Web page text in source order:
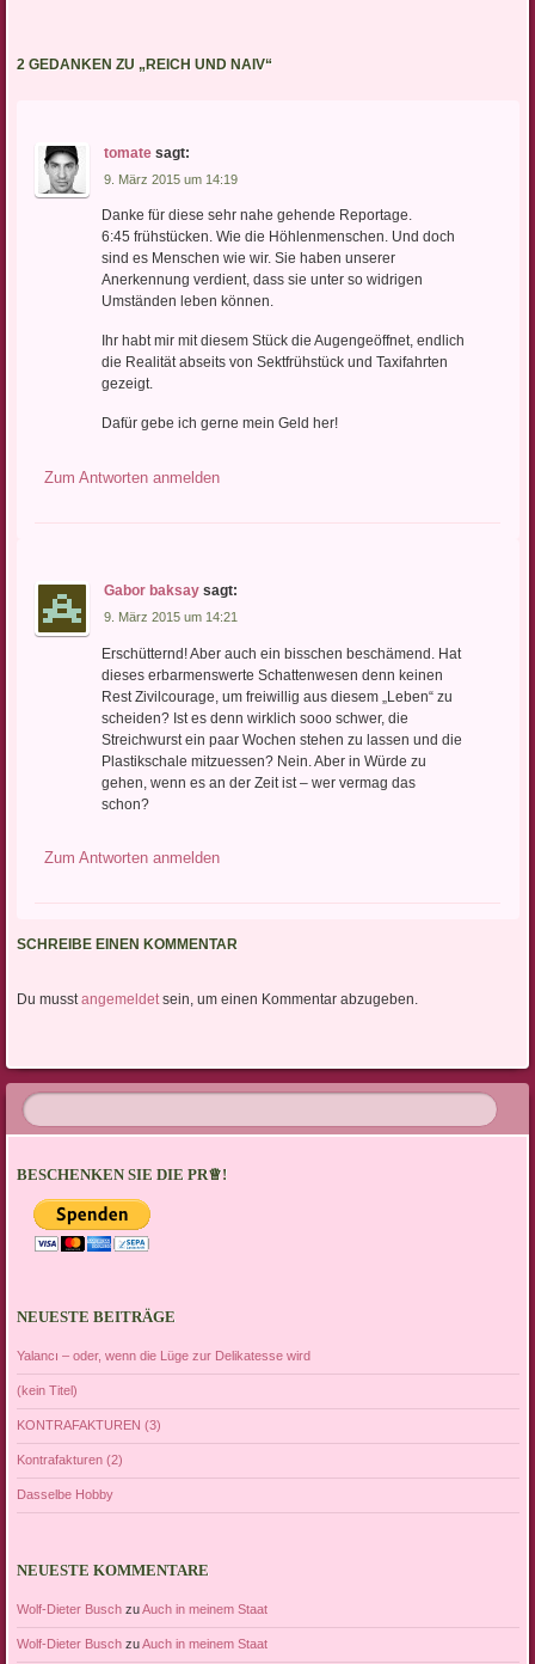
2 GEDANKEN ZU „ REICH UND NAIV“
tomate sagt:
9. März 2015 um 14:19
Danke für diese sehr nahe gehende Reportage.
6:45 frühstücken. Wie die Höhlenmenschen. Und doch
sind es Menschen wie wir. Sie haben unserer
Anerkennung verdient, dass sie unter so widrigen
Umständen leben können.
Ihr habt mir mit diesem Stück die Augengeöffnet, endlich
die Realität abseits von Sektfrühstück und Taxifahrten
gezeigt.
Dafür gebe ich gerne mein Geld her!
Zum Antworten anmelden
Gabor baksay sagt:
9. März 2015 um 14:21
Erschütternd! Aber auch ein bisschen beschämend. Hat
dieses erbarmenswerte Schattenwesen denn keinen
Rest Zivilcourage, um freiwillig aus diesem „Leben“ zu
scheiden? Ist es denn wirklich sooo schwer, die
Streichwurst ein paar Wochen stehen zu lassen und die
Plastikschale mitzuessen? Nein. Aber in Würde zu
gehen, wenn es an der Zeit ist – wer vermag das
schon?
Zum Antworten anmelden
SCHREIBE EINEN KOMMENTAR
Du musstangemeldetsein, um einen Kommentar abzugeben.
BESCHENKEN SIE DIE PR♕!
NEUESTE BEITRÄGE
Yalancı – oder, wenn die Lüge zur Delikatesse wird
(kein Titel)
KONTRAFAKTUREN (3)
Kontrafakturen (2)
Dasselbe Hobby
NEUESTE KOMMENTARE
Wolf-Dieter BuschzuAuch in meinem Staat
Wolf-Dieter BuschzuAuch in meinem Staat